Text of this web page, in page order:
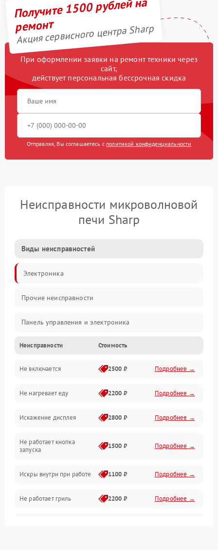
Получите 1500 рублей на
ремонт
Акция сервисного центра Sharp
При оформлении заявки на ремонт техники через
сайт,
действует персональная бессрочная скидка
Отправляя, Вы соглашаетесь с политикой конфиденциальности
Неисправности микроволновой
печи Sharp
Виды неисправностей
Электроника
Прочие неисправности
Панель управления и электроника
Дверца и корпус
Механика и внутренние элементы
Механические повреждения
Питание и запуск
Нагрев и приготовление
Программное обеспечение
Неисправности Стоимость
Не включается 2500 ₽ Подробнее →
Не нагревает еду 2200 ₽ Подробнее →
Искажение дисплея 2800 ₽ Подробнее →
Не работает кнопка
запуска
1500 ₽ Подробнее →
Искры внутри при работе 1100 ₽ Подробнее →
Не работает гриль 2200 ₽ Подробнее →